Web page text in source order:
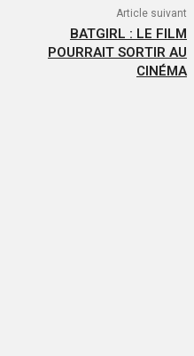
Article suivant
BATGIRL : LE FILM
POURRAIT SORTIR AU
CINÉMA